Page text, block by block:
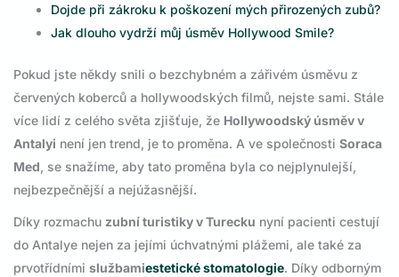
Dojde při zákroku k poškození mých přirozených zubů?
Jak dlouho vydrží můj úsměv Hollywood Smile?
Pokud jste někdy snili o bezchybném a zářivém úsměvu z
červených koberců a hollywoodských filmů, nejste sami. Stále
více lidí z celého světa zjišťuje, že Hollywoodský úsměv v
Antalyi není jen trend, je to proměna. A ve společnosti Soraca
Med, se snažíme, aby tato proměna byla co nejplynulejší,
nejbezpečnější a nejúžasnější.
Díky rozmachu zubní turistiky v Turecku nyní pacienti cestují
do Antalye nejen za jejími úchvatnými plážemi, ale také za
prvotřídními službamiestetické stomatologie. Díky odborným